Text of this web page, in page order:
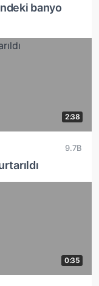
banyo
2:38
9.7B
0:35